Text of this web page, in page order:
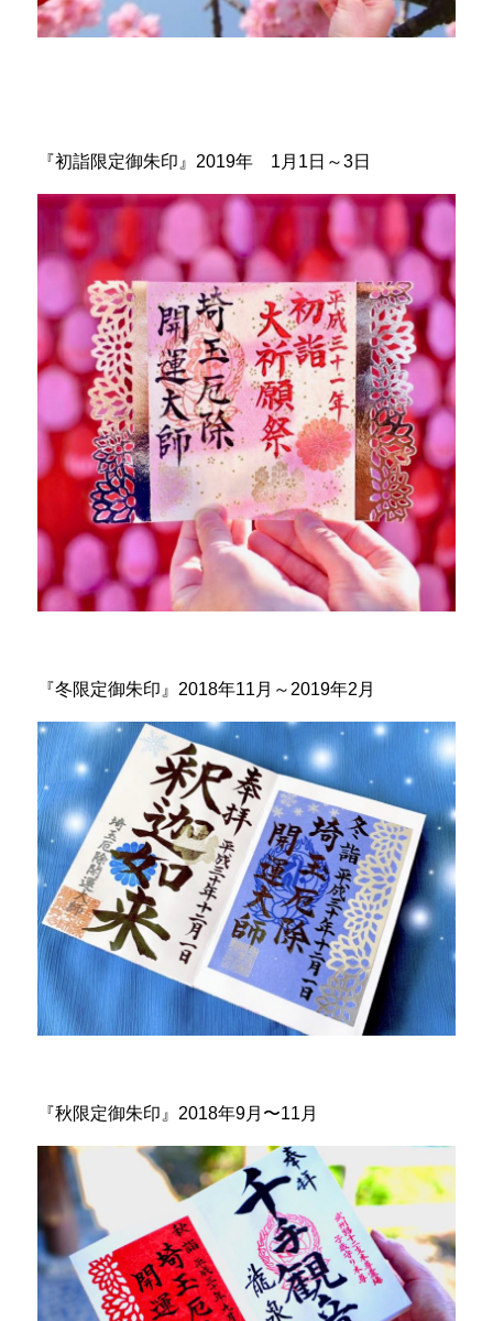
『初詣限定御朱印』2019年 1月1日～3日
『冬限定御朱印』2018年11月～2019年2月
『秋限定御朱印』2018年9月〜11月